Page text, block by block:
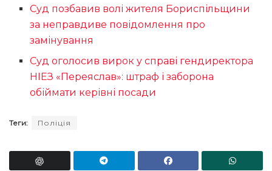
Суд позбавив волі жителя Бориспільщини
за неправдиве повідомлення про
замінування
Суд оголосив вирок у справі гендиректора
НІЕЗ «Переяслав»: штраф і заборона
обіймати керівні посади
Теги: Поліція